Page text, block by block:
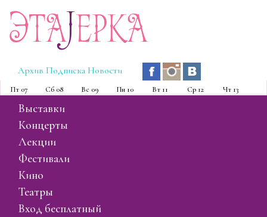
ЭтаJерка
Архив Подписка Новости
Пт 07 Сб 08 Вс 09 Пн 10 Вт 11 Ср 12 Чт 13
выставки
концерты
лекции
фестивали
кино
театры
вход бесплатный